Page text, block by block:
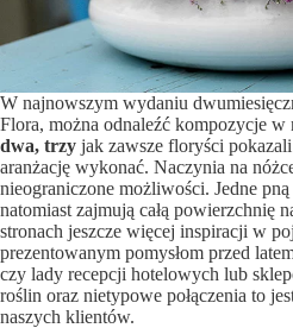
W najnowszym wydaniu
Flora, można odnaleźć kompozycje w
dwa, trzy jak zawsze floryści
aranżację wykonać. Naczynia na
nieograniczone możliwości. Jedne
natomiast zajmują całą powierzchnię
stronach jeszcze więcej inspiracji w
prezentowanym pomysłom przed
czy lady recepcji hotelowych lub
roślin oraz nietypowe połączenia to
naszych klientów.